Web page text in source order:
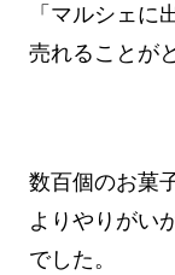
「マルシェに
売れることが
数百個のお菓
よりやりがい
でした。